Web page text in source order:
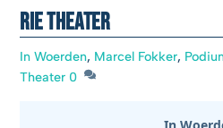
Rie Theater
In Woerden, Marcel Fokker,
Theater 0